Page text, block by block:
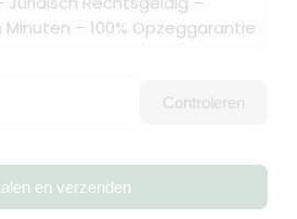
– 100% Opzeggarantie
Controleren
en verzenden